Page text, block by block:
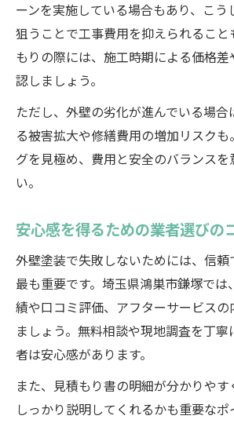
ーンを実施している場合もあり、こう
狙うことで工事費用を抑えられること
もりの際には、施工時期による価格
認しましょう。
ただし、外壁の劣化が進んでいる場
る被害拡大や修繕費用の増加リスク
グを見極め、費用と安全のバランス
い。
安心感を得るための業者選びの
外壁塗装で失敗しないためには、信
最も重要です。埼玉県鴻巣市鎌塚では
績や口コミ評価、アフターサービス
ましょう。無料相談や現地調査を丁
者は安心感があります。
また、見積もり書の明細が分かりや
しっかり説明してくれるかも重要な